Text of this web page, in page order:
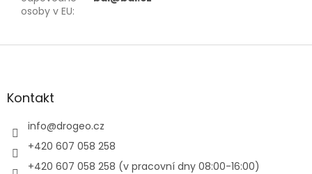
osoby v EU:
Z
aKontakt
info@drogeo.cz
+420 607 058 258
+420 607 058 258 (v pracovní dny 08:00-16:00)